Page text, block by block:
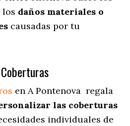
los daños materiales o
causadas por tu
en A Pontenova regala
las coberturas
individuales de